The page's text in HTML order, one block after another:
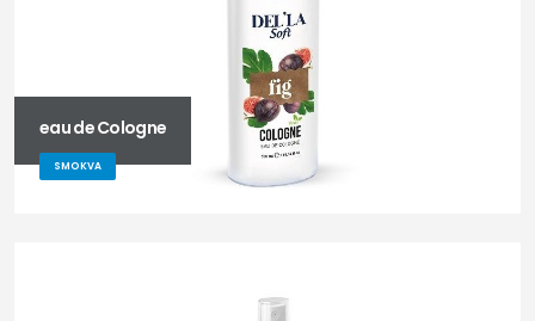
eau de Cologne
SMOKVA